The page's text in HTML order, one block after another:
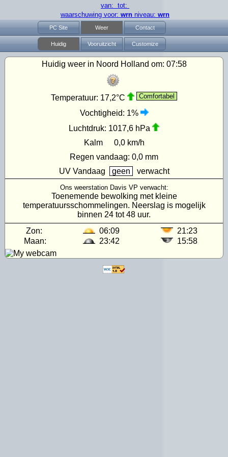
van: tot:
waarschuwing voor: wrn niveau: wrn
PC Site Weer Contact
Huidig Vooruitzicht Customize
Huidig weer in Noord Holland om: 07:58
Temperatuur: 17,2°C Comfortabel
Vochtigheid: 1%
Luchtdruk: 1017,6 hPa
Kalm
0,0 km/h
Regen vandaag: 0,0 mm
UV Vandaag geen verwacht
Ons weerstation Davis VP verwacht:
Toenemende bewolking met kleine
temperatuursschommelingen. Neerslag is mogelijk
binnen 24 tot 48 uur.
Zon:
06:09
21:23
Maan:
23:42 15:58